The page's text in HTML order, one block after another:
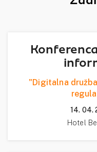
"Digitalna
14. 04.
Hotel